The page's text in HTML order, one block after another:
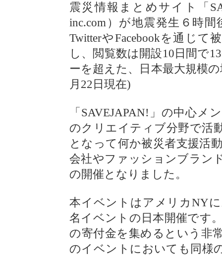
震災情報まとめサイト「
inc.com）が地震発生６時
TwitterやFacebookを通じて
し、閲覧数は開設10日間で
ーを超えた、日本最大規模
月22日現在)
「SAVEJAPAN!」の中心
のクリエイティブ分野で活
となって何か被災者支援活
会社やファッションブラン
の開催となりました。
本イベントはアメリカNY
名イベントの日本開催です
の寄付金を集めるという非
のイベントにおいても同様